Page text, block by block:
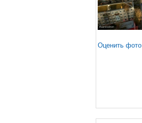
Оценить фото